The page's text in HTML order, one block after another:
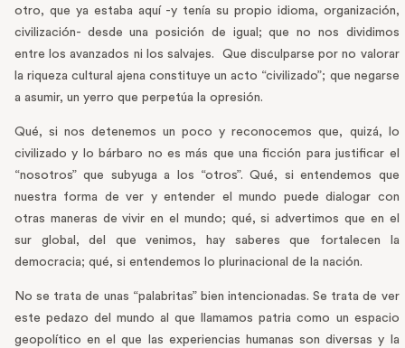
otro, que ya estaba aquí -y tenía su propio idioma, organización,
civilización- desde una posición de igual; que no nos dividimos
entre los avanzados ni los salvajes. Que disculparse por no valorar
la riqueza cultural ajena constituye un acto “civilizado”; que negarse
a asumir, un yerro que perpetúa la opresión.
Qué, si nos detenemos un poco y reconocemos que, quizá, lo
civilizado y lo bárbaro no es más que una ficción para justificar el
“nosotros” que subyuga a los “otros”. Qué, si entendemos que
nuestra forma de ver y entender el mundo puede dialogar con
otras maneras de vivir en el mundo; qué, si advertimos que en el
sur global, del que venimos, hay saberes que fortalecen la
democracia; qué, si entendemos lo plurinacional de la nación.
No se trata de unas “palabritas” bien intencionadas. Se trata de ver
este pedazo del mundo al que llamamos patria como un espacio
geopolítico en el que las experiencias humanas son diversas y la